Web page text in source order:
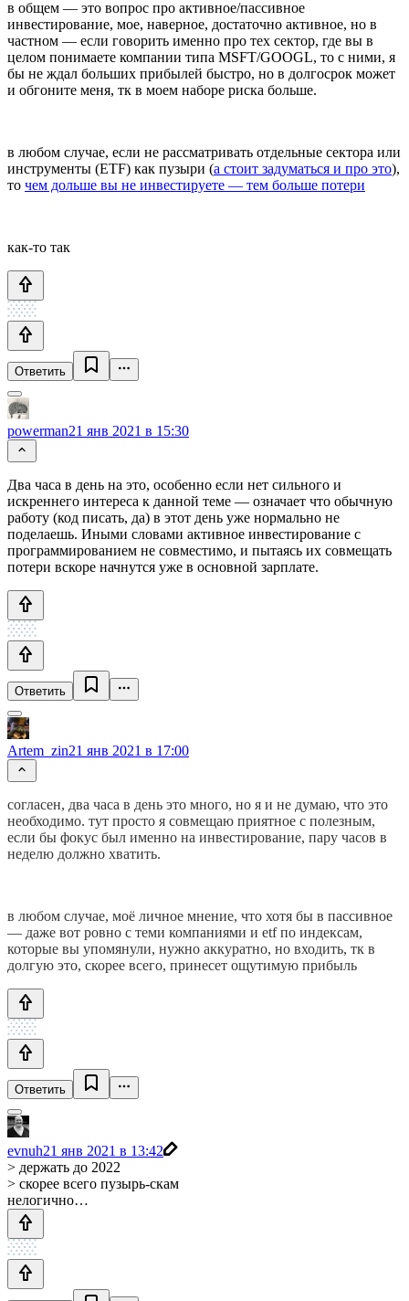
в общем — это вопрос про активное/пассивное
инвестирование, мое, наверное, достаточно активное, но в
частном — если говорить именно про тех сектор, где вы в
целом понимаете компании типа MSFT/GOOGL, то с ними, я
бы не ждал больших прибылей быстро, но в долгосрок может
и обгоните меня, тк в моем наборе риска больше.
в любом случае, если не рассматривать отдельные сектора или
инструменты (ETF) как пузыри (а стоит задуматься и про это),
то чем дольше вы не инвестируете — тем больше потери
как-то так
Ответить
powerman21 янв 2021 в 15:30
Два часа в день на это, особенно если нет сильного и
искреннего интереса к данной теме — означает что обычную
работу (код писать, да) в этот день уже нормально не
поделаешь. Иными словами активное инвестирование с
программированием не совместимо, и пытаясь их совмещать
потери вскоре начнутся уже в основной зарплате.
Ответить
Artem_zin21 янв 2021 в 17:00
согласен, два часа в день это много, но я и не думаю, что это
необходимо. тут просто я совмещаю приятное с полезным,
если бы фокус был именно на инвестирование, пару часов в
неделю должно хватить.
в любом случае, моё личное мнение, что хотя бы в пассивное
— даже вот ровно с теми компаниями и etf по индексам,
которые вы упомянули, нужно аккуратно, но входить, тк в
долгую это, скорее всего, принесет ощутимую прибыль
Ответить
evnuh21 янв 2021 в 13:42
> держать до 2022
> скорее всего пузырь-скам
нелогично…